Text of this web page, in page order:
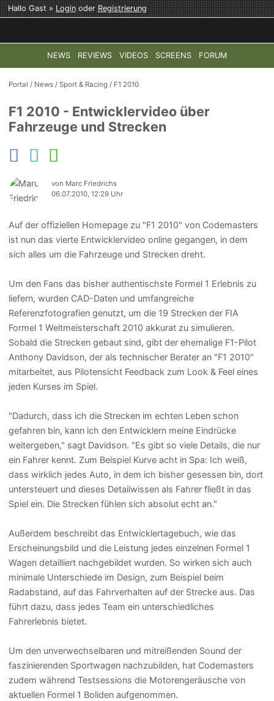
Hallo Gast »LoginoderRegistrierung
NEWS REVIEWS VIDEOS SCREENS FORUM
TOP-THEMEN: COD: MODERN WARFARE 4 HALO:
Portal / News /Sport & Racing / F1 2010
F1 2010 - Entwicklervideo über
Fahrzeuge und Strecken
von Marc Friedrichs
06.07.2010, 12:29 Uhr
Auf der offiziellen Homepage zu "F1 2010" von Codemasters
ist nun das vierte Entwicklervideo online gegangen, in dem
sich alles um die Fahrzeuge und Strecken dreht.
Um den Fans das bisher authentischste Formel 1 Erlebnis zu
liefern, wurden CAD-Daten und umfangreiche
Referenzfotografien genutzt, um die 19 Strecken der FIA
Formel 1 Weltmeisterschaft 2010 akkurat zu simulieren.
Sobald die Strecken gebaut sind, gibt der ehemalige F1-Pilot
Anthony Davidson, der als technischer Berater an "F1 2010"
mitarbeitet, aus Pilotensicht Feedback zum Look & Feel eines
jeden Kurses im Spiel.
"Dadurch, dass ich die Strecken im echten Leben schon
gefahren bin, kann ich den Entwicklern meine Eindrücke
weitergeben," sagt Davidson. "Es gibt so viele Details, die nur
ein Fahrer kennt. Zum Beispiel Kurve acht in Spa: Ich weiß,
dass wirklich jedes Auto, in dem ich bisher gesessen bin, dort
untersteuert und dieses Detailwissen als Fahrer fließt in das
Spiel ein. Die Strecken fühlen sich absolut echt an."
Außerdem beschreibt das Entwicklertagebuch, wie das
Erscheinungsbild und die Leistung jedes einzelnen Formel 1
Wagen detailliert nachgebildet wurden. So wirken sich auch
minimale Unterschiede im Design, zum Beispiel beim
Radabstand, auf das Fahrverhalten auf der Strecke aus. Das
führt dazu, dass jedes Team ein unterschiedliches
Fahrerlebnis bietet.
Um den unverwechselbaren und mitreißenden Sound der
faszinierenden Sportwagen nachzubilden, hat Codemasters
zudem während Testsessions die Motorengeräusche von
aktuellen Formel 1 Boliden aufgenommen.